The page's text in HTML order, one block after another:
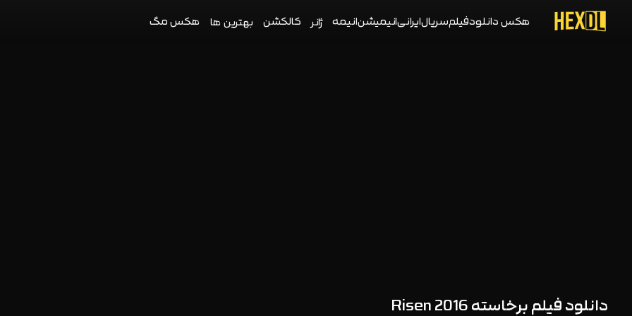
هکس دانلودفیلمسریالایرانیانیمیشنانیمه ژانر کالکشن بهترین ها هکس مگ
دانلود فیلم برخاسته Risen 2016